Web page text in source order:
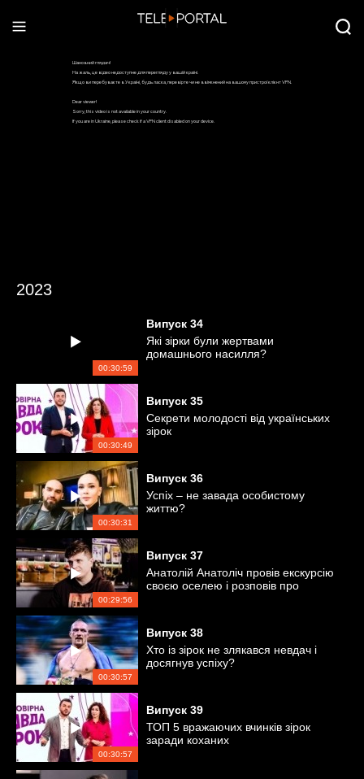
2023
00:30:59
Випуск 34
Які зірки були жертвами
домашнього насилля?
00:30:49
Випуск 35
Секрети молодості від українських
зірок
00:30:31
Випуск 36
Успіх – не завада особистому
життю?
00:29:56
Випуск 37
Анатолій Анатоліч провів екскурсію
своєю оселею і розповів про
00:30:57
Випуск 38
Хто із зірок не злякався невдач і
досягнув успіху?
00:30:57
Випуск 39
ТОП 5 вражаючих вчинків зірок
заради коханих